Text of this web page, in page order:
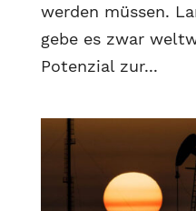
werden müssen.
gebe es zwar
Potenzial zur...